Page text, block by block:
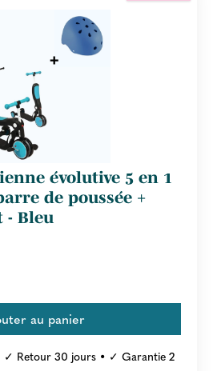
évolutive 5 en 1
de poussée +
- Bleu
✓ Retour 30 jours • ✓ Garantie 2